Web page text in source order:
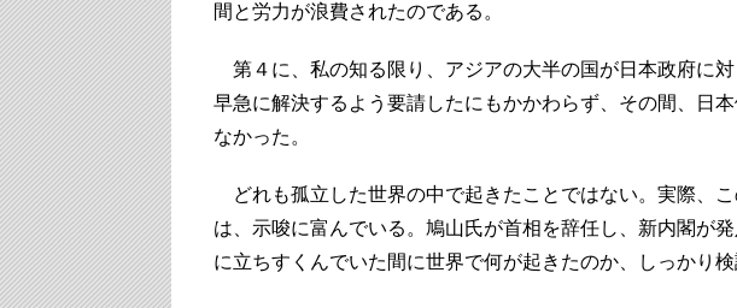
間と労力が浪費されたのである。
第４に、私の知る限り、アジアの大半の国が日本政府に
早急に解決するよう要請したにもかかわらず、その間、日
なかった。
どれも孤立した世界の中で起きたことではない。実際、
は、示唆に富んでいる。鳩山氏が首相を辞任し、新内閣が
に立ちすくんでいた間に世界で何が起きたのか、しっかり検